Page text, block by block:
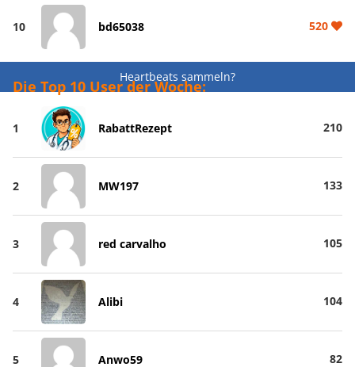
10 bd65038 520
Heartbeats sammeln?
Die Top 10 User der Woche:
1 RabattRezept 210
2 MW197 133
3 red carvalho 105
4 Alibi 104
5 Anwo59 82